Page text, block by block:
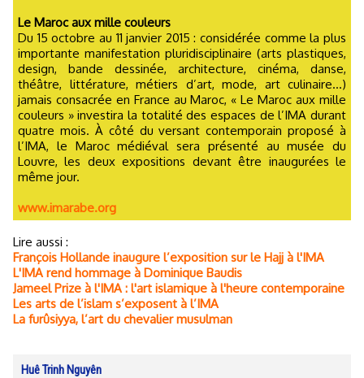
Le Maroc aux mille couleurs
Du 15 octobre au 11 janvier 2015 : considérée comme la plus
importante manifestation pluridisciplinaire (arts plastiques,
design, bande dessinée, architecture, cinéma, danse,
théâtre, littérature, métiers d’art, mode, art culinaire…)
jamais consacrée en France au Maroc, « Le Maroc aux mille
couleurs » investira la totalité des espaces de l’IMA durant
quatre mois. À côté du versant contemporain proposé à
l’IMA, le Maroc médiéval sera présenté au musée du
Louvre, les deux expositions devant être inaugurées le
même jour.
www.imarabe.org
Lire aussi :
François Hollande inaugure l’exposition sur le Hajj à l'IMA
L'IMA rend hommage à Dominique Baudis
Jameel Prize à l'IMA : l'art islamique à l'heure contemporaine
Les arts de l’islam s’exposent à l’IMA
La furûsiyya, l’art du chevalier musulman
Huê Trinh Nguyên